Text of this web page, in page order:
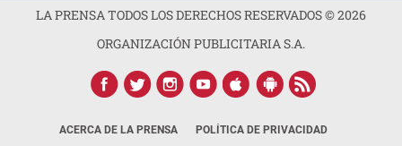
LA PRENSA TODOS LOS DERECHOS RESERVADOS ©2026
ORGANIZACIÓN PUBLICITARIA S.A.
ACERCA DE LA PRENSA POLÍTICA DE PRIVACIDAD